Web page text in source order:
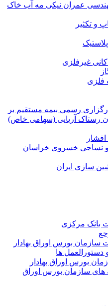
عمران نیکی مه آب خاک
و تکثير
غيرفلزی
فلزی
رسمی بیمه مستقیم بر
رستاک آریایی (سهامی خاص)
نساجی خسروی خراسان
سازی ایران
بانک مرکزی
سازمان بورس اوراق بهادار
و دستورالعمل ها
بورس اوراق بهادار
های سازمان بورس اوراق